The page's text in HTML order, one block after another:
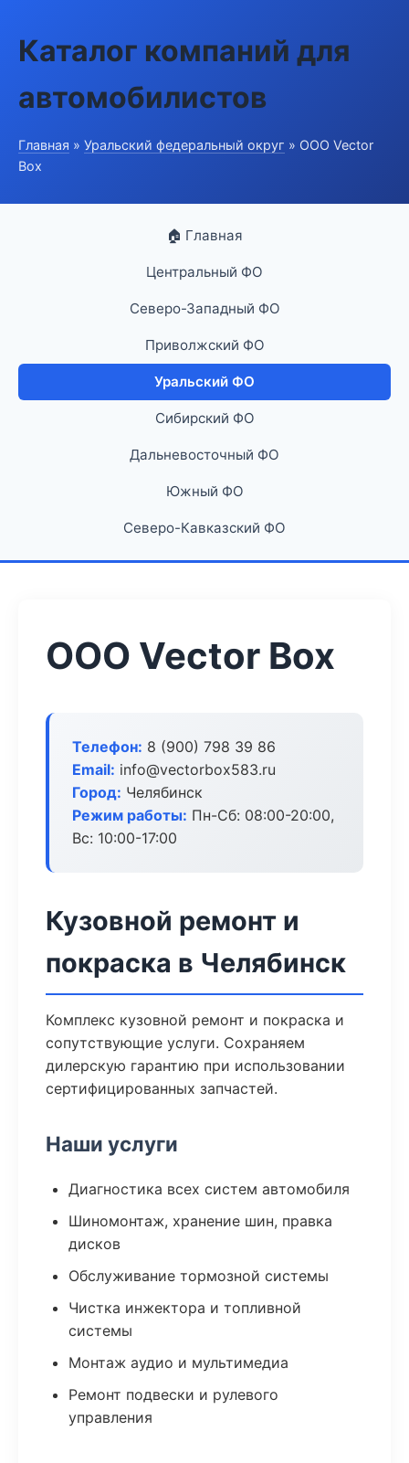
Каталог компаний для
автомобилистов
Главная » Уральский федеральный округ » ООО Vector
Box
🏠 Главная
Центральный ФО
Северо-Западный ФО
Приволжский ФО
Уральский ФО
Сибирский ФО
Дальневосточный ФО
Южный ФО
Северо-Кавказский ФО
ООО Vector Box
Телефон: 8 (900) 798 39 86
Email: info@vectorbox583.ru
Город: Челябинск
Режим работы: Пн-Сб: 08:00-20:00,
Вс: 10:00-17:00
Кузовной ремонт и
покраска в Челябинск
Комплекс кузовной ремонт и покраска и
сопутствующие услуги. Сохраняем
дилерскую гарантию при использовании
сертифицированных запчастей.
Наши услуги
Диагностика всех систем автомобиля
Шиномонтаж, хранение шин, правка
дисков
Обслуживание тормозной системы
Чистка инжектора и топливной
системы
Монтаж аудио и мультимедиа
Ремонт подвески и рулевого
управления